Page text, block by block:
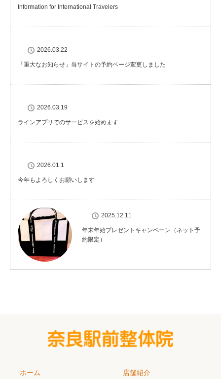
Information for International Travelers
2026.03.22
「重大なお知らせ」当サイトの予約ページ変更しました
2026.03.19
ラインアプリでのサービスを始めます
2026.01.1
今年もよろしくお願いします
2025.12.11
年末年始プレゼントキャンペーン（ネット予
約限定）
ホーム 店舗紹介